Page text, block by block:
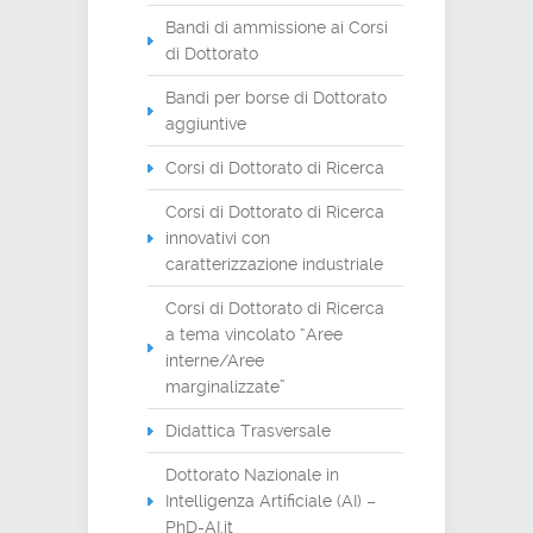
Bandi di ammissione ai Corsi
di Dottorato
Bandi per borse di Dottorato
aggiuntive
Corsi di Dottorato di Ricerca
Corsi di Dottorato di Ricerca
innovativi con
caratterizzazione industriale
Corsi di Dottorato di Ricerca
a tema vincolato “Aree
interne/Aree
marginalizzate”
Didattica Trasversale
Dottorato Nazionale in
Intelligenza Artificiale (AI) –
PhD-AI.it